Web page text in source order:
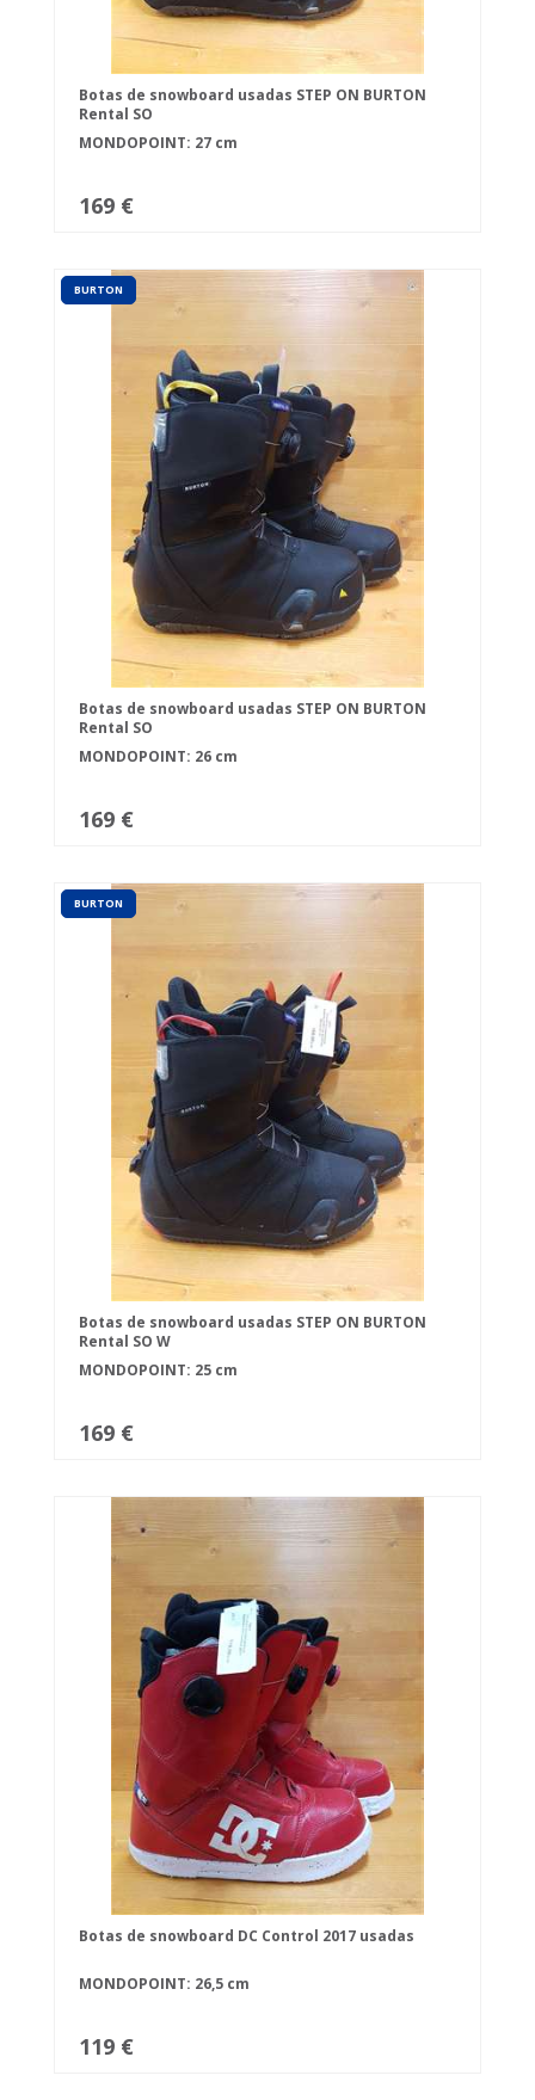
Botas de snowboard usadas STEP ON BURTON
Rental SO
MONDOPOINT: 27 cm
169 €
BURTON
Botas de snowboard usadas STEP ON BURTON
Rental SO
MONDOPOINT: 26 cm
169 €
BURTON
Botas de snowboard usadas STEP ON BURTON
Rental SO W
MONDOPOINT: 25 cm
169 €
Botas de snowboard DC Control 2017 usadas
MONDOPOINT: 26,5 cm
119 €